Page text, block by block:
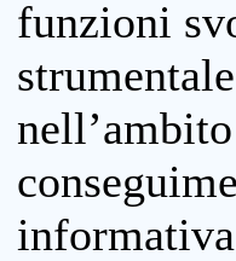
funzioni